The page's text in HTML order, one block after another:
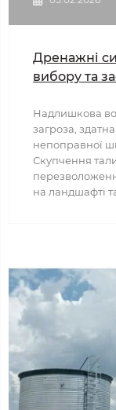
Дренажні
вибору та
Надлишкова
загроза,
непоправної
Скупчення
на ландшафті